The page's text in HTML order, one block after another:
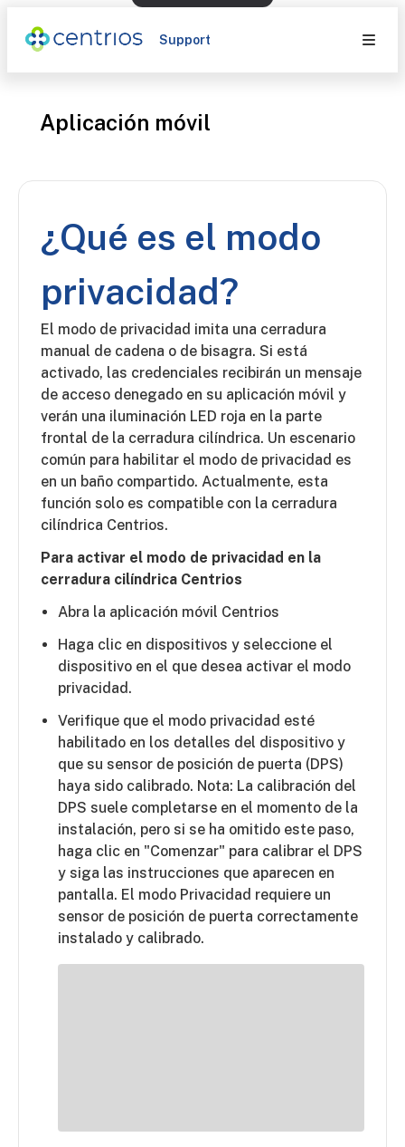
Support
Aplicación móvil
¿Qué es el modo
privacidad?
El modo de privacidad imita una cerradura
manual de cadena o de bisagra. Si está
activado, las credenciales recibirán un mensaje
de acceso denegado en su aplicación móvil y
verán una iluminación LED roja en la parte
frontal de la cerradura cilíndrica. Un escenario
común para habilitar el modo de privacidad es
en un baño compartido. Actualmente, esta
función solo es compatible con la cerradura
cilíndrica Centrios.
Para activar el modo de privacidad en la
cerradura cilíndrica Centrios
Abra la aplicación móvil Centrios
Haga clic en dispositivos y seleccione el
dispositivo en el que desea activar el modo
privacidad.
Verifique que el modo privacidad esté
habilitado en los detalles del dispositivo y
que su sensor de posición de puerta (DPS)
haya sido calibrado. Nota: La calibración del
DPS suele completarse en el momento de la
instalación, pero si se ha omitido este paso,
haga clic en "Comenzar" para calibrar el DPS
y siga las instrucciones que aparecen en
pantalla. El modo Privacidad requiere un
sensor de posición de puerta correctamente
instalado y calibrado.